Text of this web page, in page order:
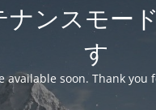
ナンスモー
す
available soon. Thank you